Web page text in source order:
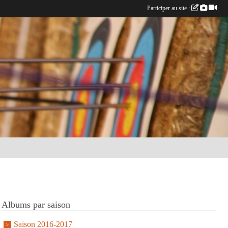
Albums par saison
Saison 2016-2017
Participer au site :